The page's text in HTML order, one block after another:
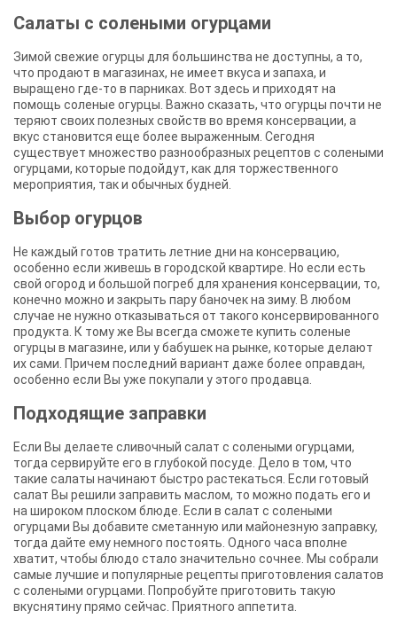
Салаты с солеными огурцами
Зимой свежие огурцы для большинства не доступны, а то,
что продают в магазинах, не имеет вкуса и запаха, и
выращено где-то в парниках. Вот здесь и приходят на
помощь соленые огурцы. Важно сказать, что огурцы почти не
теряют своих полезных свойств во время консервации, а
вкус становится еще более выраженным. Сегодня
существует множество разнообразных рецептов с солеными
огурцами, которые подойдут, как для торжественного
мероприятия, так и обычных будней.
Выбор огурцов
Не каждый готов тратить летние дни на консервацию,
особенно если живешь в городской квартире. Но если есть
свой огород и большой погреб для хранения консервации, то,
конечно можно и закрыть пару баночек на зиму. В любом
случае не нужно отказываться от такого консервированного
продукта. К тому же Вы всегда сможете купить соленые
огурцы в магазине, или у бабушек на рынке, которые делают
их сами. Причем последний вариант даже более оправдан,
особенно если Вы уже покупали у этого продавца.
Подходящие заправки
Если Вы делаете сливочный салат с солеными огурцами,
тогда сервируйте его в глубокой посуде. Дело в том, что
такие салаты начинают быстро растекаться. Если готовый
салат Вы решили заправить маслом, то можно подать его и
на широком плоском блюде. Если в салат с солеными
огурцами Вы добавите сметанную или майонезную заправку,
тогда дайте ему немного постоять. Одного часа вполне
хватит, чтобы блюдо стало значительно сочнее. Мы собрали
самые лучшие и популярные рецепты приготовления салатов
с солеными огурцами. Попробуйте приготовить такую
вкуснятину прямо сейчас. Приятного аппетита.